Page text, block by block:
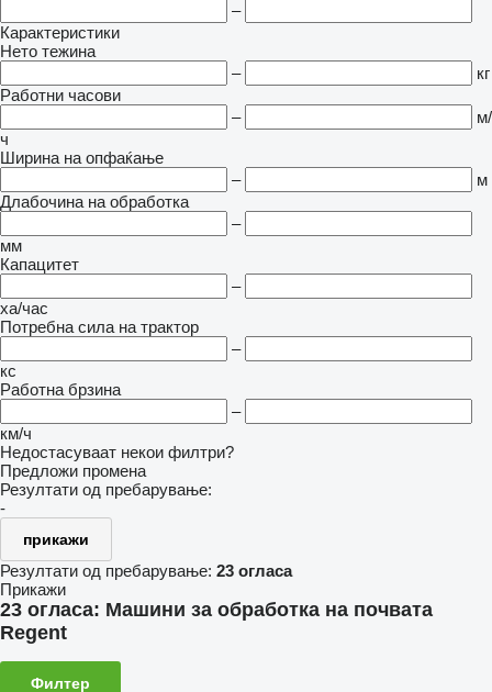
–
Карактеристики
Нето тежина
–
кг
Работни часови
–
м/
ч
Ширина на опфаќање
–
м
Длабочина на обработка
–
мм
Капацитет
–
ха/час
Потребна сила на трактор
–
кс
Работна брзина
–
км/ч
Недостасуваат некои филтри?
Предложи промена
Резултати од пребарување:
-
прикажи
Резултати од пребарување: 23 огласа
Прикажи
23 огласа: Машини за обработка на почвата
Regent
Филтер